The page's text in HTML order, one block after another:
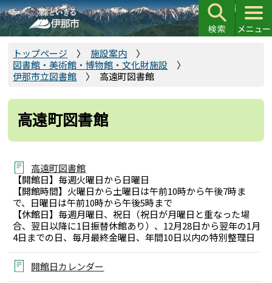
こ
の
ペ
先
トップページ
施設案内
図書館・美術館・博物館・文化財施設
伊那市立図書館
高遠町図書館
高遠町図書館
高遠町図書館
【開館日】毎週火曜日から日曜日
【開館時間】火曜日から土曜日は午前10時から午後7時ま
で、日曜日は午前10時から午後5時まで
【休館日】毎週月曜日、祝日（祝日が月曜日と重なった場
合、翌日以降に1日振替休館あり）、12月28日から翌年の1月
4日までの日、毎月最終金曜日、年間10日以内の特別整理日
開館日カレンダー